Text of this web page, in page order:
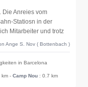
Die Anreies vom
Statiosn in der
Mitarbeiter und trotz
Ange S. Nov ( Bottenbach )
in Barcelona
km - Camp Nou : 0.7 km